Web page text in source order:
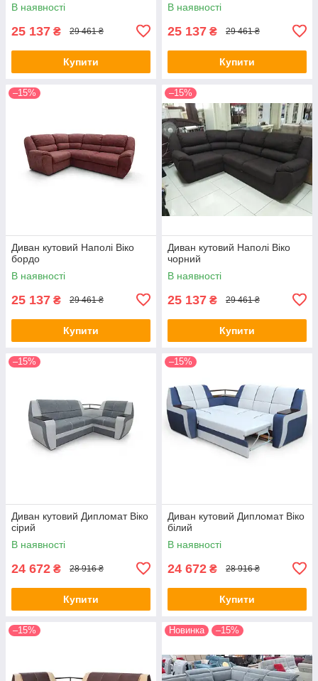
В наявності
25 137 ₴ 29 461 ₴
Купити
В наявності
25 137 ₴ 29 461 ₴
Купити
–15%
Диван кутовий Наполі Віко
бордо
В наявності
25 137 ₴ 29 461 ₴
Купити
–15%
Диван кутовий Наполі Віко
чорний
В наявності
25 137 ₴ 29 461 ₴
Купити
–15%
Диван кутовий Дипломат Віко
сірий
В наявності
24 672 ₴ 28 916 ₴
Купити
–15%
Диван кутовий Дипломат Віко
білий
В наявності
24 672 ₴ 28 916 ₴
Купити
–15% Новинка –15%